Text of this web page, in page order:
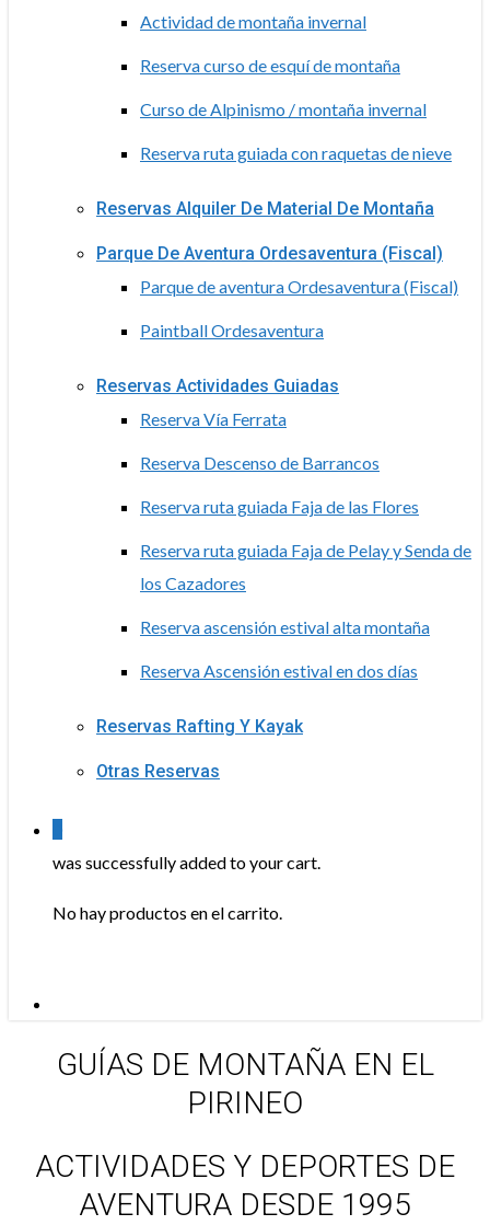
Actividad de montaña invernal
Reserva curso de esquí de montaña
Curso de Alpinismo / montaña invernal
Reserva ruta guiada con raquetas de nieve
Reservas Alquiler De Material De Montaña
Parque De Aventura Ordesaventura (Fiscal)
Parque de aventura Ordesaventura (Fiscal)
Paintball Ordesaventura
Reservas Actividades Guiadas
Reserva Vía Ferrata
Reserva Descenso de Barrancos
Reserva ruta guiada Faja de las Flores
Reserva ruta guiada Faja de Pelay y Senda de
los Cazadores
Reserva ascensión estival alta montaña
Reserva Ascensión estival en dos días
Reservas Rafting Y Kayak
Otras Reservas
was successfully added to your cart.
No hay productos en el carrito.
GUÍAS DE MONTAÑA EN EL
PIRINEO
ACTIVIDADES Y DEPORTES DE
AVENTURA DESDE 1995